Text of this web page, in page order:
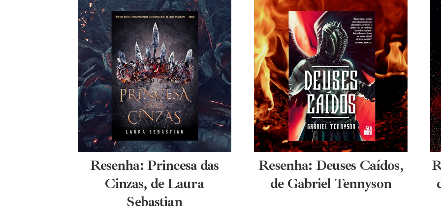
Resenha: Princesa das
Cinzas, de Laura
Sebastian
Resenha: Deuses Caídos,
de Gabriel Tennyson